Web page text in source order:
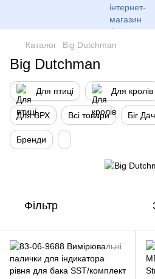
Каталог Big Dutchman
Big Dutchman
Для птиці Для кролів
Для ВРХ Всі товари Біг
Бренди
Фільтр